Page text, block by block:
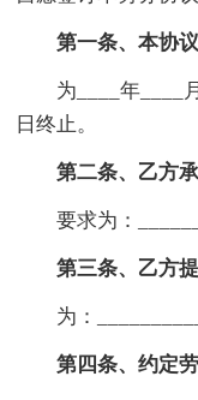
第一条、本协
为____年____月
日终止。
第二条、乙方
要求为：
第三条、乙方
为：
第四条、约定